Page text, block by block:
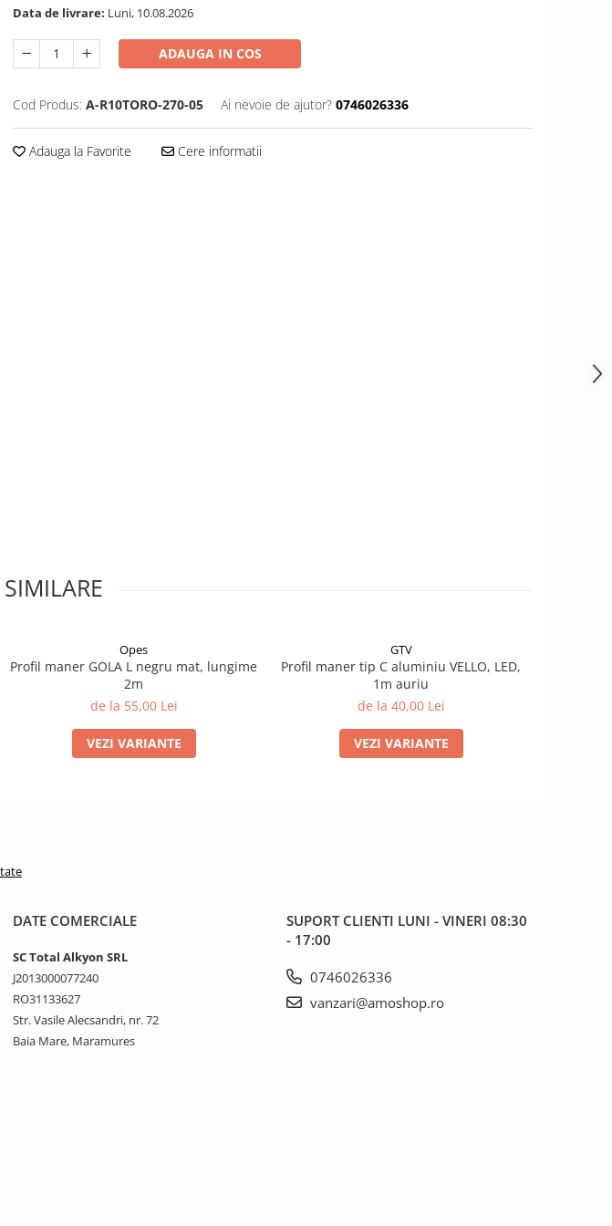
Data de livrare: Luni, 10.08.2026
ADAUGA IN COS
Cod Produs: A-R10TORO-270-05 Ai nevoie de ajutor? 0746026336
Adauga la Favorite Cere informatii
Opes
Profil maner GOLA L negru mat, lungime
2m
de la 55,00 Lei
VEZI VARIANTE
GTV
Profil maner tip C aluminiu VELLO, LED,
1m auriu
de la 40,00 Lei
VEZI VARIANTE
DATE COMERCIALE
SC Total Alkyon SRL
J2013000077240
RO31133627
Str. Vasile Alecsandri, nr. 72
Baia Mare, Maramures
SUPORT CLIENTI LUNI - VINERI 08:30
- 17:00
0746026336
vanzari@amoshop.ro